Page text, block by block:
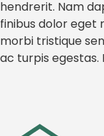
hendrerit. Nam
finibus dolor eget
morbi tristique
ac turpis egestas.